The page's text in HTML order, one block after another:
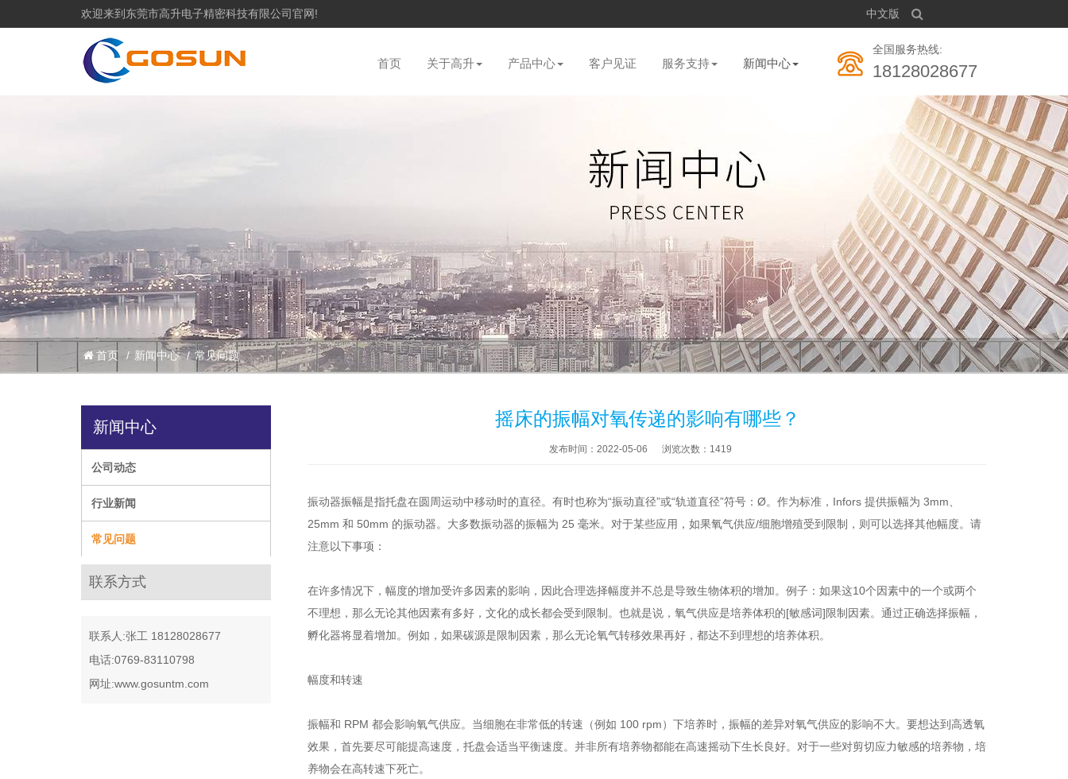
欢迎来到东莞市高升电子精密科技有限公司官网! 中文版
首页 关于高升 产品中心 客户见证 服务支持 新闻中心
全国服务热线:
18128028677
首页 / 新闻中心 / 常见问题
新闻中心
公司动态
行业新闻
常见问题
联系方式
联系人:张工 18128028677
电话:0769-83110798
网址:www.gosuntm.com
摇床的振幅对氧传递的影响有哪些？
发布时间：2022-05-06 浏览次数： 1419
振动器振幅是指托盘在圆周运动中移动时的直径。有时也称为“振动直径”或“轨道直径”符号：Ø。作为标准，Infors 提供振幅为 3mm、
25mm 和 50mm 的振动器。大多数振动器的振幅为 25 毫米。对于某些应用，如果氧气供应/细胞增殖受到限制，则可以选择其他幅度。请
注意以下事项：
在许多情况下，幅度的增加受许多因素的影响，因此合理选择幅度并不总是导致生物体积的增加。例子：如果这10个因素中的一个或两个
不理想，那么无论其他因素有多好，文化的成长都会受到限制。也就是说，氧气供应是培养体积的[敏感词]限制因素。通过正确选择振幅，
孵化器将显着增加。例如，如果碳源是限制因素，那么无论氧气转移效果再好，都达不到理想的培养体积。
幅度和转速
振幅和 RPM 都会影响氧气供应。当细胞在非常低的转速（例如 100 rpm）下培养时，振幅的差异对氧气供应的影响不大。要想达到高透氧
效果，首先要尽可能提高速度，托盘会适当平衡速度。并非所有培养物都能在高速摇动下生长良好。对于一些对剪切应力敏感的培养物，培
养物会在高转速下死亡。